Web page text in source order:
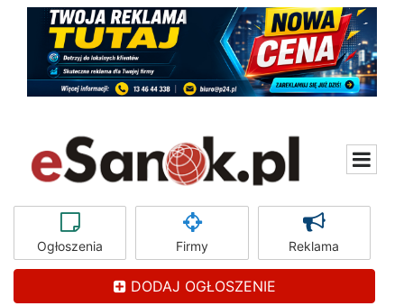
Ogłoszenia Firmy Reklama
DODAJ OGŁOSZENIE